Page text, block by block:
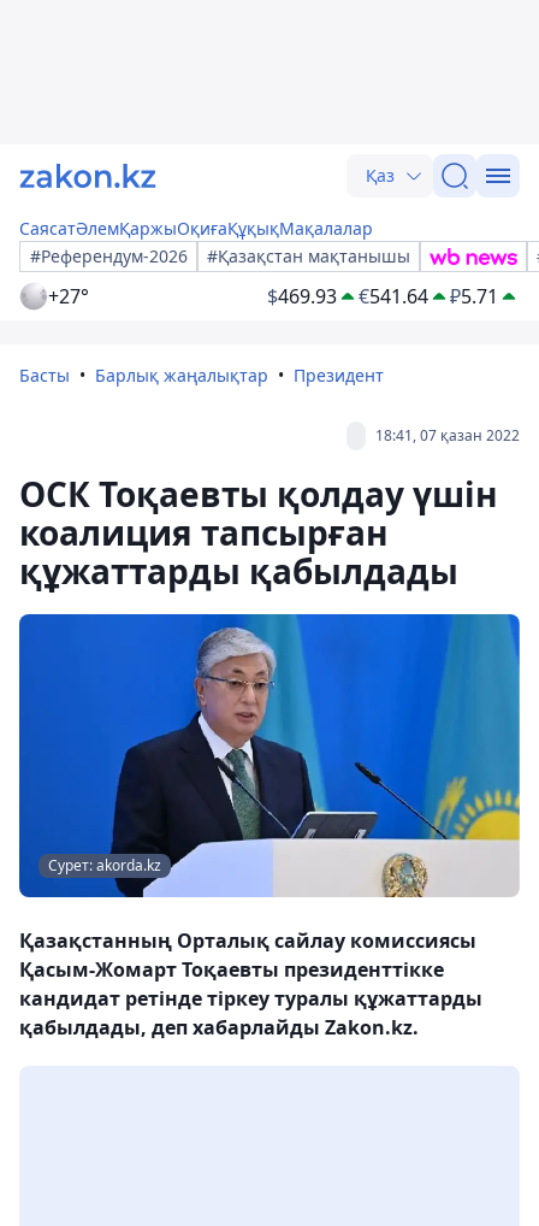
Қаз
СаясатӘлемҚаржыОқиғаҚұқықМақалалар
#Референдум-2026
#Қазақстан мақтанышы
+27° $469.93 €541.64 ₽5.71
Басты Барлық жаңалықтар Президент
18:41, 07 қазан 2022
ОСК Тоқаевты қолдау үшін
коалиция тапсырған
құжаттарды қабылдады
Сурет: akorda.kz
Қазақстанның Орталық сайлау комиссиясы
Қасым-Жомарт Тоқаевты президенттікке
кандидат ретінде тіркеу туралы құжаттарды
қабылдады, деп хабарлайды Zakon.kz.